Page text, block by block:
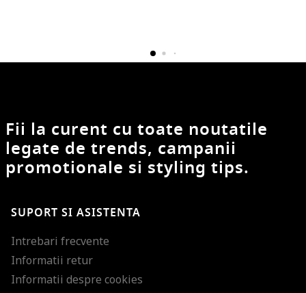
Fii la curent cu toate noutatile
legate de trends, campanii
promotionale si styling tips.
SUPORT SI ASISTENTA
Intrebari frecvente
Informatii retur
Informatii despre cookies